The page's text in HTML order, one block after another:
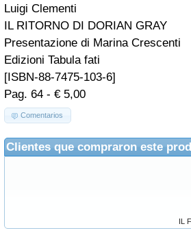
Luigi Clementi
IL RITORNO DI DORIAN GRAY
Presentazione di Marina Crescenti
Edizioni Tabula fati
[ISBN-88-7475-103-6]
Pag. 64 - € 5,00
Comentarios
Clientes que compraron este
IL